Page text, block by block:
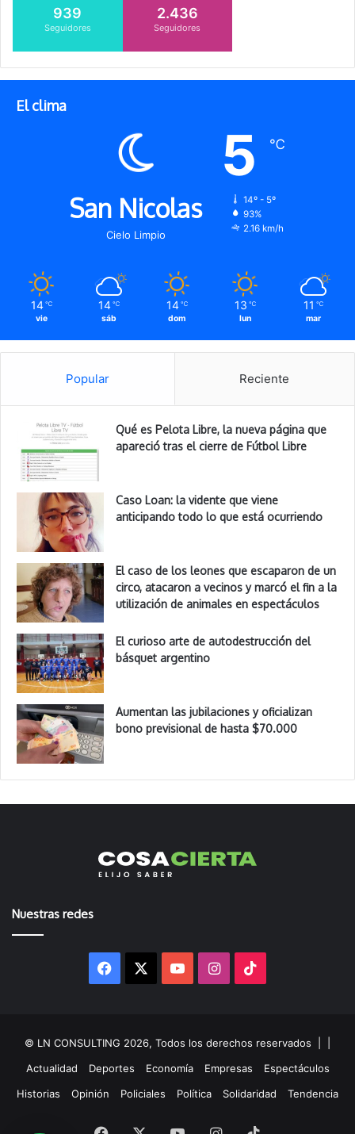
939
Seguidores
2.436
Seguidores
El clima
San Nicolas
Cielo Limpio
5 ℃
14º - 5º
93%
2.16 km/h
14 ℃
vie
14 ℃
sáb
14 ℃
dom
13 ℃
lun
11 ℃
mar
Popular Reciente
Qué es Pelota Libre, la nueva página que
apareció tras el cierre de Fútbol Libre
Caso Loan: la vidente que viene
anticipando todo lo que está ocurriendo
El caso de los leones que escaparon de un
circo, atacaron a vecinos y marcó el fin a la
utilización de animales en espectáculos
El curioso arte de autodestrucción del
básquet argentino
Aumentan las jubilaciones y oficializan
bono previsional de hasta $70.000
Nuestras redes
Facebook YouTubeInstagram
© LN CONSULTING 2026, Todos los derechos reservados |
Actualidad
Deportes Economía Empresas
Espectáculos
Historias
Opinión Policiales Política Solidaridad Tendencia